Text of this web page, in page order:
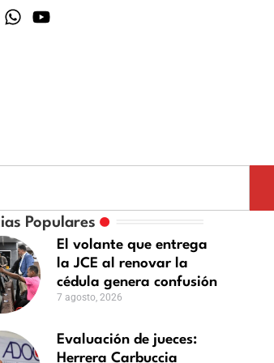
Populares
El volante que entrega
la JCE al renovar la
cédula genera confusión
7 agosto, 2026
Evaluación de jueces:
Herrera Carbuccia